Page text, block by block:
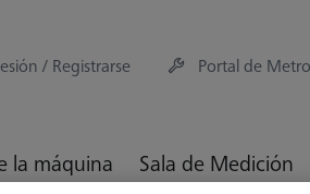
/ Registrarse Portal de
la máquina Sala de Medición